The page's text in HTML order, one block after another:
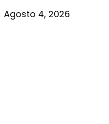
Agosto 4, 2026